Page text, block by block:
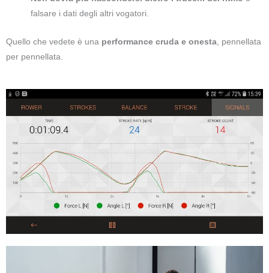
falsare i dati degli altri vogatori.
Quello che vedete è una performance cruda e onesta , pennellata
per pennellata.